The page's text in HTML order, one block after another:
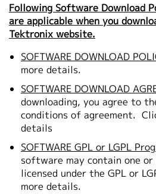
Following Software Download
are applicable when you
Tektronix website.
SOFTWARE DOWNLOAD
more details.
SOFTWARE DOWNLOAD
downloading, you agree to
conditions of agreement.
details
SOFTWARE GPL or LGPL
software may contain one or
licensed under the GPL or
more details.